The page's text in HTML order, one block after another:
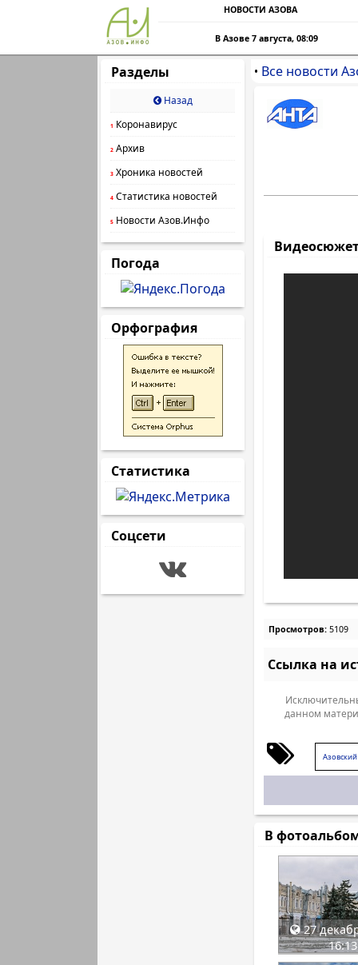
НОВОСТИ АЗОВА
В Азове 7 августа, 08:09
Разделы
Назад
1 Коронавирус
2 Архив
3 Хроника новостей
4 Статистика новостей
5 Новости Азов.Инфо
Погода
Орфография
Статистика
Соцсети
• Все новости
Просмотров: 5109
Ссылка на
данном
В
27
16:13